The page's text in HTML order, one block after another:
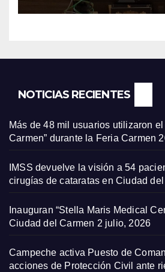
NOTICIAS RECIENTES
Más de 48 mil usuarios utilizaron el
Carmen” durante la Feria Carmen
IMSS devuelve la visión a 54
cirugías de cataratas en Ciudad
Inauguran “Stella Maris Medical
Ciudad del Carmen 2 julio, 2026
Campeche activa Puesto de
acciones de Protección Civil ante